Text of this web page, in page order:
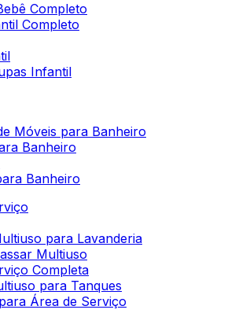
Completo
Completo
Infantil
Móveis para Banheiro
Banheiro
Banheiro
para Lavanderia
Multiuso
Completa
para Tanques
Área de Serviço